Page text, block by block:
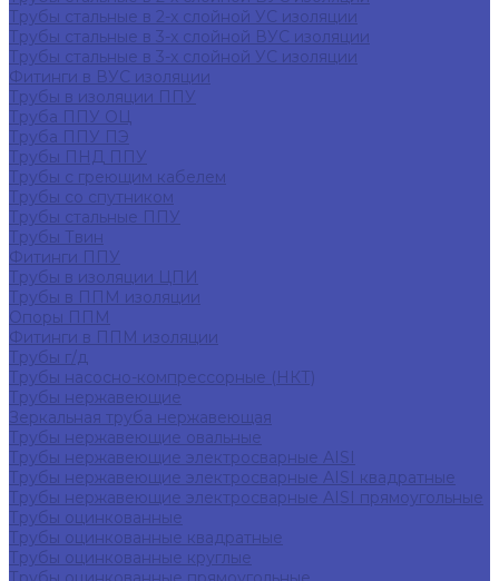
Трубы стальные в 2-х слойной УС изоляции
Трубы стальные в 3-х слойной ВУС изоляции
Трубы стальные в 3-х слойной УС изоляции
Фитинги в ВУС изоляции
Трубы в изоляции ППУ
Труба ППУ ОЦ
Труба ППУ ПЭ
Трубы ПНД ППУ
Трубы с греющим кабелем
Трубы со спутником
Трубы стальные ППУ
Трубы Твин
Фитинги ППУ
Трубы в изоляции ЦПИ
Трубы в ППМ изоляции
Опоры ППМ
Фитинги в ППМ изоляции
Трубы г/д
Трубы насосно-компрессорные (НКТ)
Трубы нержавеющие
Зеркальная труба нержавеющая
Трубы нержавеющие овальные
Трубы нержавеющие электросварные AISI
Трубы нержавеющие электросварные AISI квадратные
Трубы нержавеющие электросварные AISI прямоугольные
Трубы оцинкованные
Трубы оцинкованные квадратные
Трубы оцинкованные круглые